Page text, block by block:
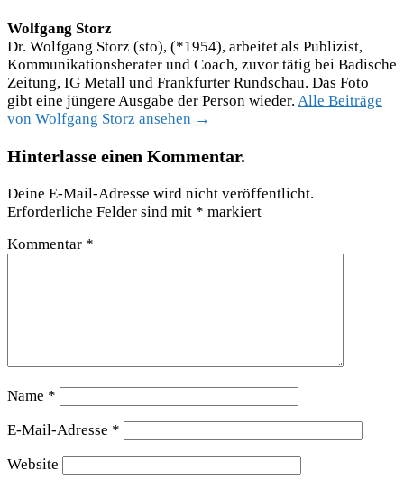
Wolfgang Storz
Dr. Wolfgang Storz (sto), (*1954), arbeitet als Publizist,
Kommunikationsberater und Coach, zuvor tätig bei Badische
Zeitung, IG Metall und Frankfurter Rundschau. Das Foto
gibt eine jüngere Ausgabe der Person wieder. Alle Beiträge
von Wolfgang Storz ansehen →
Hinterlasse einen Kommentar.
Deine E-Mail-Adresse wird nicht veröffentlicht.
Erforderliche Felder sind mit * markiert
Kommentar *
Name *
E-Mail-Adresse *
Website